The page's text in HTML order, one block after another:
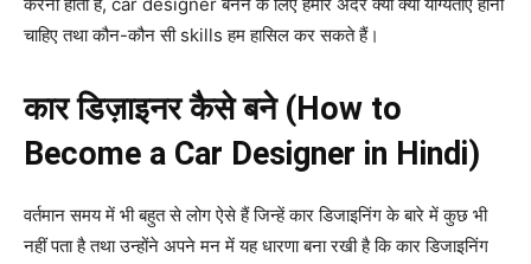
चाहिए तथा कौन-कौन सी skills हम हासिल कर सकते हैं।
कार डिज़ाइनर कैसे बने (How to
Become a Car Designer in Hindi)
वर्तमान समय में भी बहुत से लोग ऐसे हैं जिन्हें कार डिजाइनिंग के बारे में कुछ भी
नहीं पता है तथा उन्होंने अपने मन में यह धारणा बना रखी है कि कार डिजाइनिंग